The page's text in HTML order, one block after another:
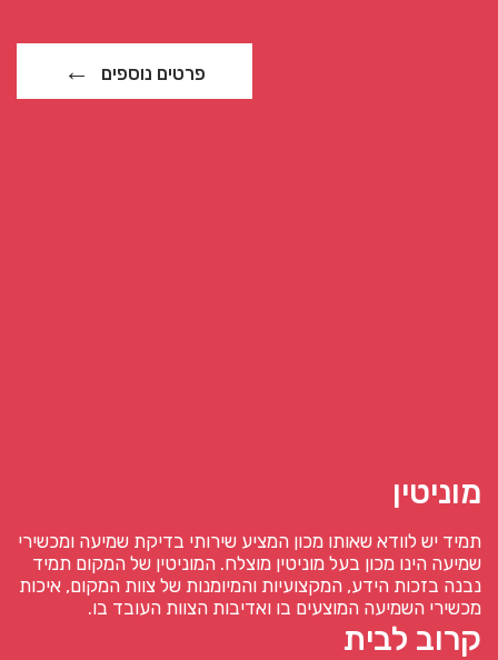
פרטים נוספים
מוניטין
תמיד יש לוודא שאותו מכון המציע שירותי בדיקת שמיעה ומכשירי
שמיעה הינו מכון בעל מוניטין מוצלח. המוניטין של המקום תמיד
נבנה בזכות הידע, המקצועיות והמיומנות של צוות המקום, איכות
מכשירי השמיעה המוצעים בו ואדיבות הצוות העובד בו.
קרוב לבית